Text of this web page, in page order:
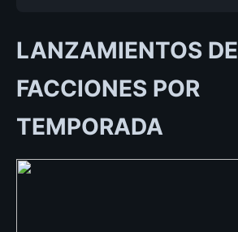
LANZAMIENTOS DE
FACCIONES POR
TEMPORADA